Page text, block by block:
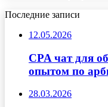
Последние записи
12.05.2026
CPA чат для
опытом по
28.03.2026